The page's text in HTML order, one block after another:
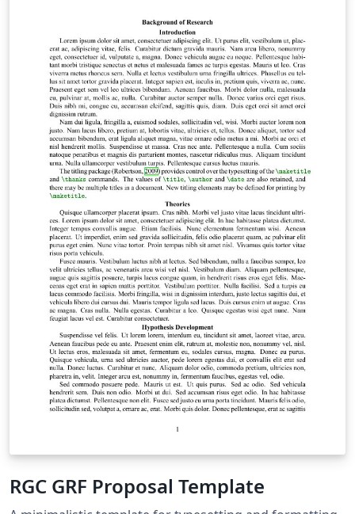
RGC GRF Proposal Template